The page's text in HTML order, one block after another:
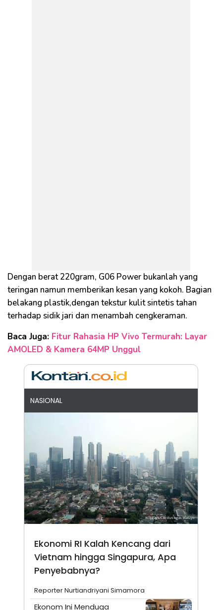
Dengan berat 220gram, G06 Power bukanlah yang
teringan namun memberikan kesan yang kokoh. Bagian
belakang plastik,dengan tekstur kulit sintetis tahan
terhadap sidik jari dan menambah cengkeraman.
Baca Juga: Fitur Rahasia HP Vivo Termurah: Layar
AMOLED & Kamera 64MP Unggul
NASIONAL
Ekonomi RI Kalah Kencang dari
Vietnam hingga Singapura, Apa
Penyebabnya?
Reporter Nurtiandriyani Simamora
Ekonom Ini Menduga